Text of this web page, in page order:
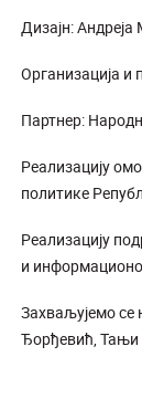
Дизајн:
Организација и
Партнер:
Реализацију
политике
Реализацију
и
Захвaљујемо се
Ђорђевић,